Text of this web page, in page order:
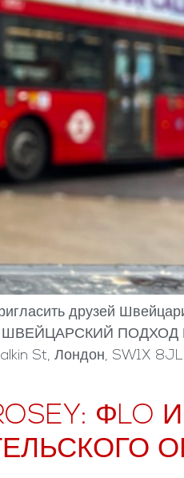
друзей
ШВЕЙЦАРСКИЙ
St, Лондон, SW1X
ΦLO